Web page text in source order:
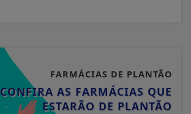
FARMÁCIAS DE PLANTÃO
CONFIRA AS FARMÁCIAS QUE
ESTARÃO DE PLANTÃO